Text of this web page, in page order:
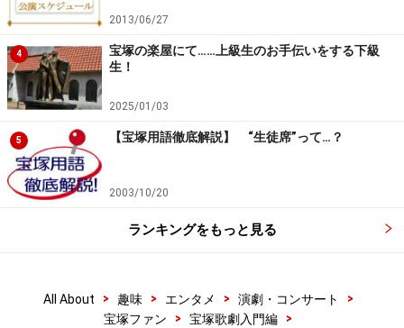
2013/06/27
4
宝塚の楽屋にて……上級生のお手伝いをする下級
生！
2025/01/03
5 【宝塚用語徹底解説】 “生徒席”って…？
2003/10/20
ランキングをもっと見る
All About > 趣味 > エンタメ > 演劇・コンサート
>
宝塚ファン
> 宝塚歌劇入門編
>